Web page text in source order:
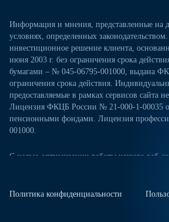
Информация и мнения, представленные на
условиях, определенных
инвестиционное решение клиента,
июня 2003 г. без ограничения срока
бумагами – № 045-06795-001000, выдана
ограничения срока действия.
предоставляемые в рамках сервисов
Лицензия ФКЦБ России № 21-000-1-00035
пенсионными фондами. Лицензия
001000.
С целью оптимизации работы нашего веб-
сайте. Куки-файлы — это небольшие файлы,
Политика конфиденциальности